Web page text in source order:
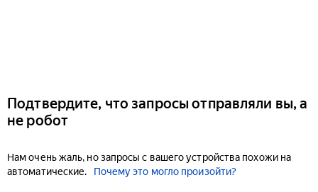
Подтвердите, что запросы отправляли вы, а
не робот
Нам очень жаль, но запросы с вашего устройства похожи на
автоматические.
Почему это могло произойти?